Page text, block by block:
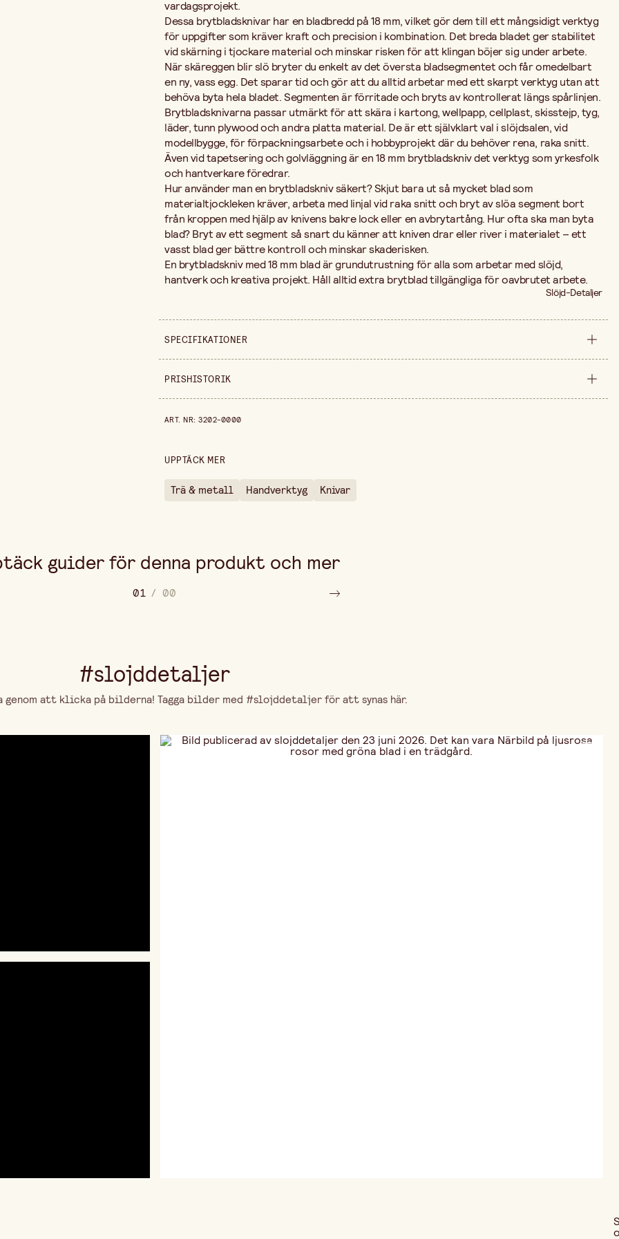
vardagsprojekt.
Dessa brytbladsknivar har en bladbredd på 18 mm, vilket gör dem till ett mångsidigt verktyg
för uppgifter som kräver kraft och precision i kombination. Det breda bladet ger stabilitet
vid skärning i tjockare material och minskar risken för att klingan böjer sig under arbete.
När skäreggen blir slö bryter du enkelt av det översta bladsegmentet och får omedelbart
en ny, vass egg. Det sparar tid och gör att du alltid arbetar med ett skarpt verktyg utan att
behöva byta hela bladet. Segmenten är förritade och bryts av kontrollerat längs spårlinjen.
Brytbladsknivarna passar utmärkt för att skära i kartong, wellpapp, cellplast, skisstejp, tyg,
läder, tunn plywood och andra platta material. De är ett självklart val i slöjdsalen, vid
modellbygge, för förpackningsarbete och i hobbyprojekt där du behöver rena, raka snitt.
Även vid tapetsering och golvläggning är en 18 mm brytbladskniv det verktyg som yrkesfolk
och hantverkare föredrar.
Hur använder man en brytbladskniv säkert? Skjut bara ut så mycket blad som
materialtjockleken kräver, arbeta med linjal vid raka snitt och bryt av slöa segment bort
från kroppen med hjälp av knivens bakre lock eller en avbrytartång. Hur ofta ska man byta
blad? Bryt av ett segment så snart du känner att kniven drar eller river i materialet – ett
vasst blad ger bättre kontroll och minskar skaderisken.
En brytbladskniv med 18 mm blad är grundutrustning för alla som arbetar med slöjd,
hantverk och kreativa projekt. Håll alltid extra brytblad tillgängliga för oavbrutet arbete.
Slöjd-Detaljer
SPECIFIKATIONER
Säljs i styck
PRISHISTORIK
ART. NR:3202-0000
UPPTÄCK MER
Trä & metall Handverktyg Knivar
guider för denna produkt och mer
01 / 00
#slojddetaljer
genom att klicka på bilderna! Tagga bilder med #slojddetaljer för att synas här.